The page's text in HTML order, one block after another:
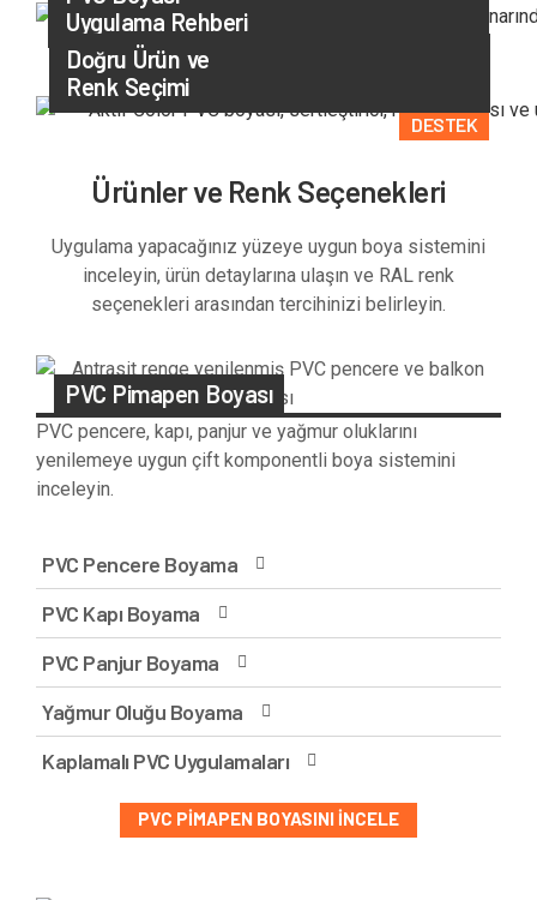
Uygulama Rehberi
DESTEK
Doğru Ürün ve
Renk Seçimi
Ürünler ve Renk Seçenekleri
Uygulama yapacağınız yüzeye uygun boya sistemini
inceleyin, ürün detaylarına ulaşın ve RAL renk
seçenekleri arasından tercihinizi belirleyin.
PVC Pimapen Boyası
PVC pencere, kapı, panjur ve yağmur oluklarını
yenilemeye uygun çift komponentli boya sistemini
inceleyin.
PVC Pencere Boyama
PVC Kapı Boyama
PVC Panjur Boyama
Yağmur Oluğu Boyama
Kaplamalı PVC Uygulamaları
PVC PIMAPEN BOYASINI İNCELE